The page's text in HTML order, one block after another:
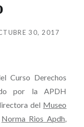
30, 2017
Curso Derechos
por la APDH
del Museo
Norma Rios Apdh,